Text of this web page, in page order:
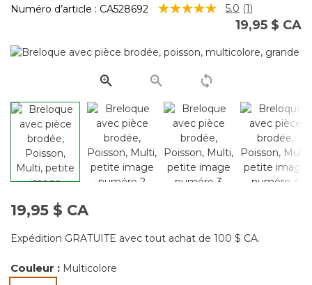
Numéro d’article : CA528692 3,6 sur 5 Évaluation des clients
5.0 Lire
1
Lien
vers
(1)
19,95 $ CA
19,95 $ CA
Expédition GRATUITE avec tout achat de 100 $ CA.
Couleur : Multicolore